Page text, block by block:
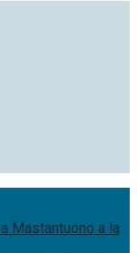
Mastantuono a la